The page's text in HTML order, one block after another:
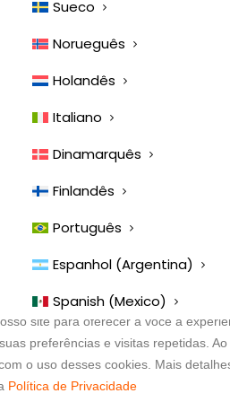
Sueco
Norueguês
Holandês
Italiano
Dinamarquês
Finlandês
Português
Espanhol (Argentina)
Spanish (Mexico)
Perguntas
POLÍTICA DE
Deseja fazer uma pesquisa com
Clique
A Vetspanel é
site para oferecer a você a
preferências e visitas repetidas. Ao
o uso desses cookies. Mais
Política de Privacidade